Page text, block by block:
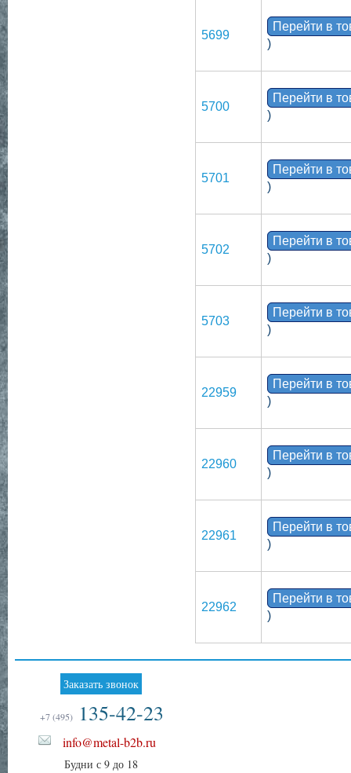
5699
Перейти в
)
5700
Перейти в
)
5701
Перейти в
)
5702
Перейти в
)
5703
Перейти в
)
22959
Перейти в
)
22960
Перейти в
)
22961
Перейти в
)
22962
Перейти в
)
Заказать звонок
+7 (495) 135-42-23
info@metal-b2b.ru
Будни с 9 до 18